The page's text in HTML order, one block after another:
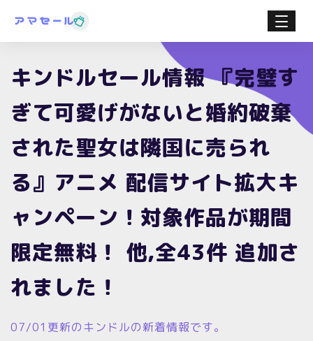
キンドルセール情報 『完璧す
ぎて可愛げがないと婚約破棄
された聖女は隣国に売られ
る』アニメ 配信サイト拡大キ
ャンペーン！対象作品が期間
限定無料！ 他,全43件 追加さ
れました！
07/01更新のキンドルの新着情報です。